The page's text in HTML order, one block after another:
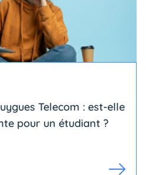
Telecom : est-elle
pour un étudiant ?